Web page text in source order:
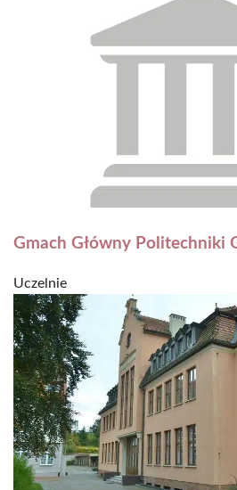
Gmach Główny Politechniki
Uczelnie